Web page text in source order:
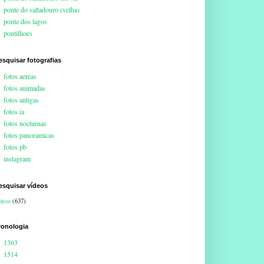
ponte do saltadouro (velha)
ponte dos lagos
pontilhoes
fotografias
fotos aereas
fotos animadas
fotos antigas
fotos ia
fotos nocturnas
fotos panoramicas
fotos pb
instagram
vídeos
(637)
1363
1514